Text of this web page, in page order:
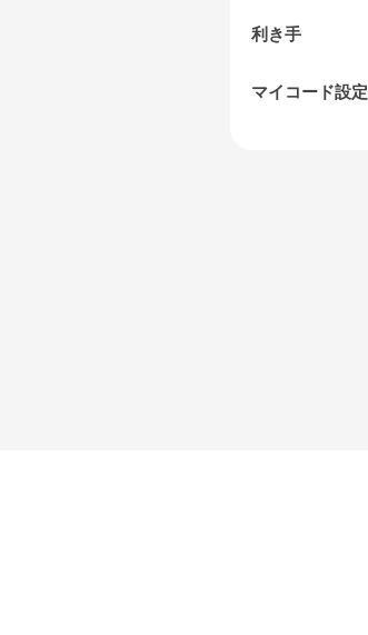
利き手
マイコード設定